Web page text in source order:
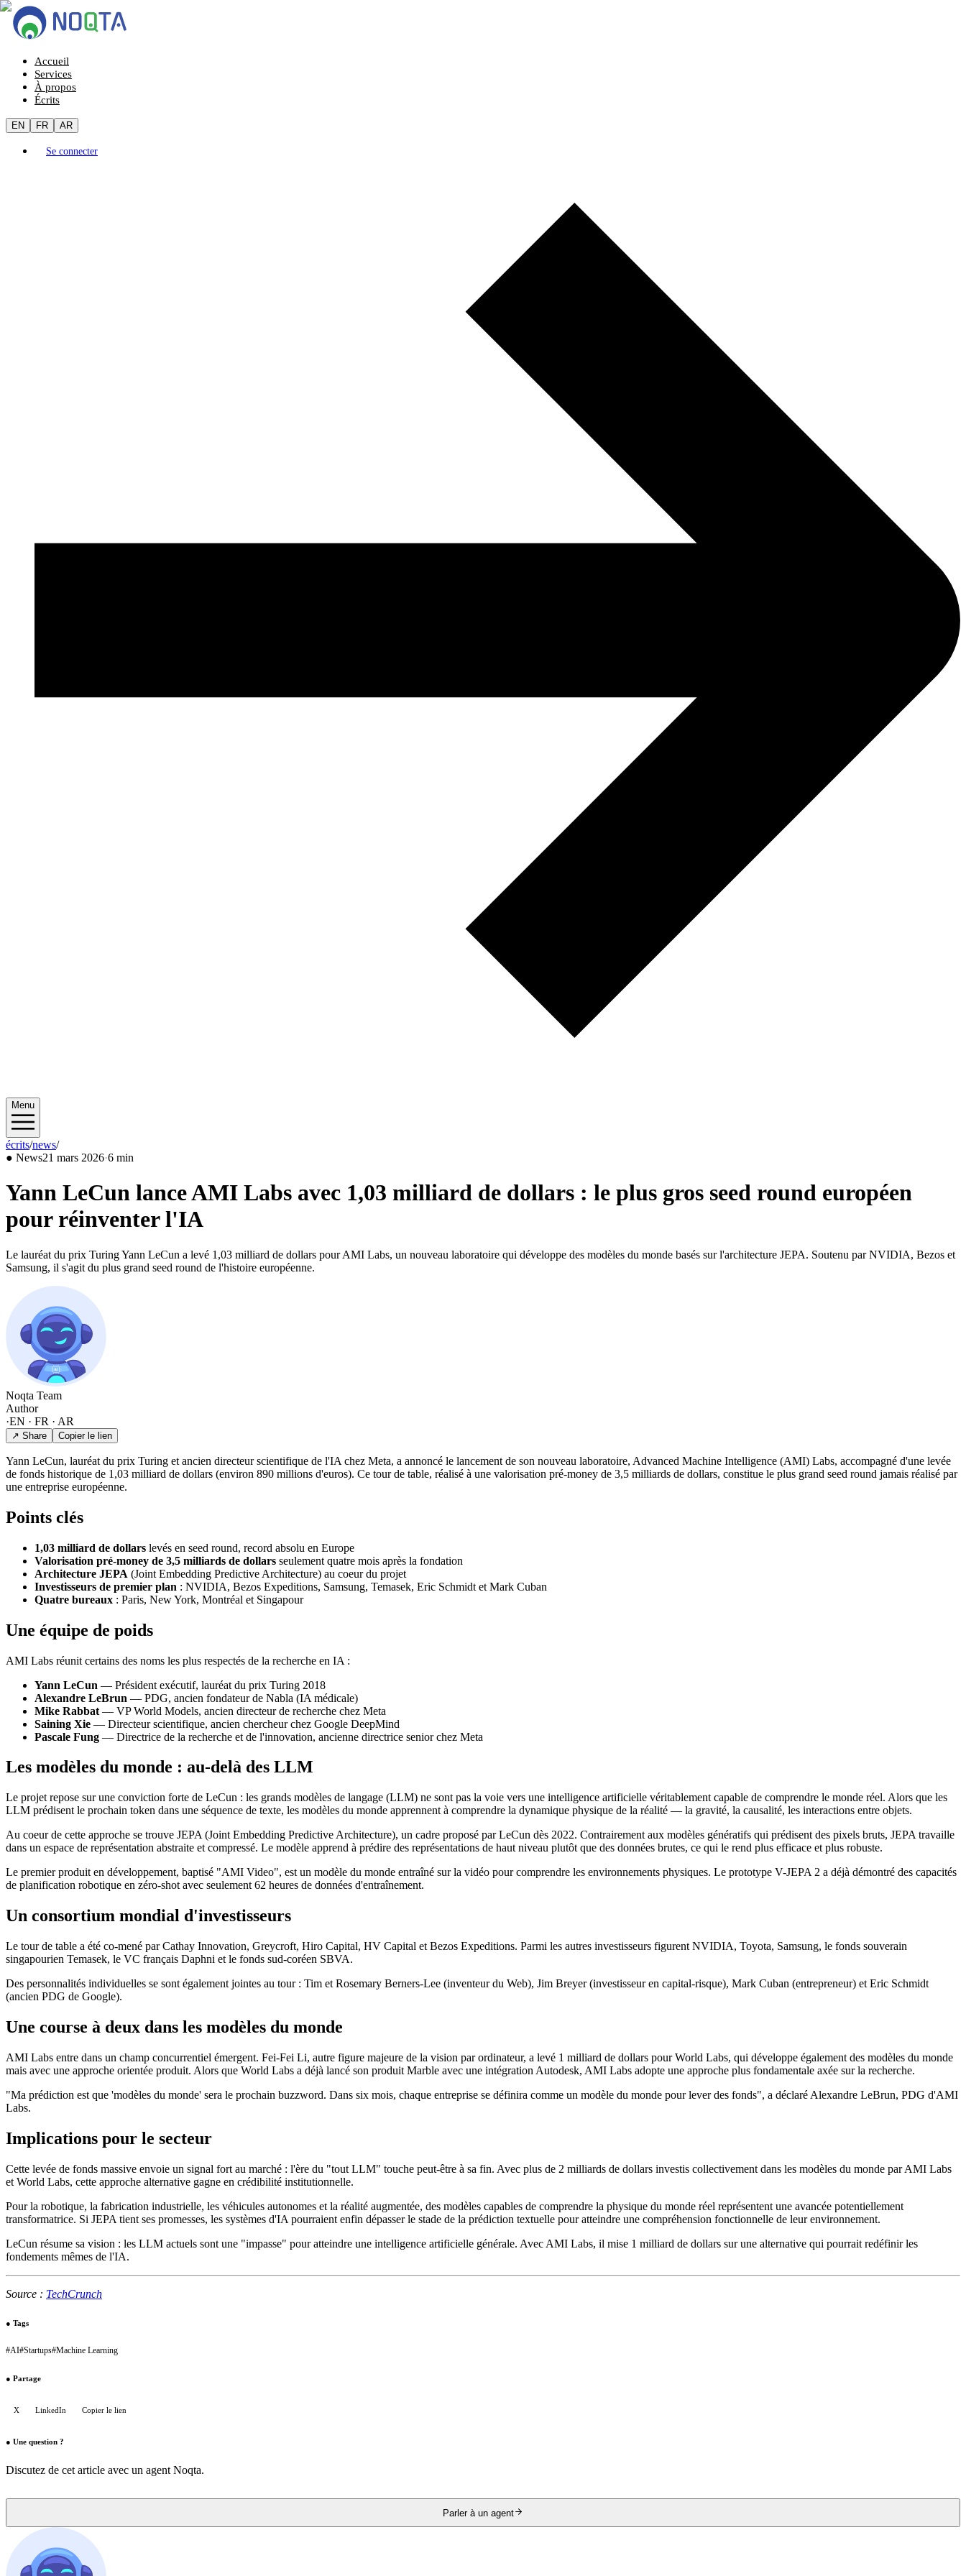
Accueil
Services
À propos
Écrits
EN FR AR
Se connecter
Menu
écrits/news/2026/03
● News21 mars 2026·6 min
Yann LeCun lance AMI Labs avec 1,03 milliard de dollars : le plus gros seed round européen
pour réinventer l'IA
Le lauréat du prix Turing Yann LeCun a levé 1,03 milliard de dollars pour AMI Labs, un nouveau laboratoire qui développe des modèles du monde basés sur l'architecture JEPA. Soutenu par NVIDIA, Bezos et
Samsung, il s'agit du plus grand seed round de l'histoire européenne.
Noqta Team
Author
·EN · FR · AR
↗ Share Copier le lien
Yann LeCun, lauréat du prix Turing et ancien directeur scientifique de l'IA chez Meta, a annoncé le lancement de son nouveau laboratoire, Advanced Machine Intelligence (AMI) Labs, accompagné d'une levée
de fonds historique de 1,03 milliard de dollars (environ 890 millions d'euros). Ce tour de table, réalisé à une valorisation pré-money de 3,5 milliards de dollars, constitue le plus grand seed round jamais réalisé par
une entreprise européenne.
Points clés
1,03 milliard de dollars levés en seed round, record absolu en Europe
Valorisation pré-money de 3,5 milliards de dollars seulement quatre mois après la fondation
Architecture JEPA (Joint Embedding Predictive Architecture) au coeur du projet
Investisseurs de premier plan : NVIDIA, Bezos Expeditions, Samsung, Temasek, Eric Schmidt et Mark Cuban
Quatre bureaux : Paris, New York, Montréal et Singapour
Une équipe de poids
AMI Labs réunit certains des noms les plus respectés de la recherche en IA :
Yann LeCun — Président exécutif, lauréat du prix Turing 2018
Alexandre LeBrun — PDG, ancien fondateur de Nabla (IA médicale)
Mike Rabbat — VP World Models, ancien directeur de recherche chez Meta
Saining Xie — Directeur scientifique, ancien chercheur chez Google DeepMind
Pascale Fung — Directrice de la recherche et de l'innovation, ancienne directrice senior chez Meta
Les modèles du monde : au-delà des LLM
Le projet repose sur une conviction forte de LeCun : les grands modèles de langage (LLM) ne sont pas la voie vers une intelligence artificielle véritablement capable de comprendre le monde réel. Alors que les
LLM prédisent le prochain token dans une séquence de texte, les modèles du monde apprennent à comprendre la dynamique physique de la réalité — la gravité, la causalité, les interactions entre objets.
Au coeur de cette approche se trouve JEPA (Joint Embedding Predictive Architecture), un cadre proposé par LeCun dès 2022. Contrairement aux modèles génératifs qui prédisent des pixels bruts, JEPA travaille
dans un espace de représentation abstraite et compressé. Le modèle apprend à prédire des représentations de haut niveau plutôt que des données brutes, ce qui le rend plus efficace et plus robuste.
Le premier produit en développement, baptisé "AMI Video", est un modèle du monde entraîné sur la vidéo pour comprendre les environnements physiques. Le prototype V-JEPA 2 a déjà démontré des capacités
de planification robotique en zéro-shot avec seulement 62 heures de données d'entraînement.
Un consortium mondial d'investisseurs
Le tour de table a été co-mené par Cathay Innovation, Greycroft, Hiro Capital, HV Capital et Bezos Expeditions. Parmi les autres investisseurs figurent NVIDIA, Toyota, Samsung, le fonds souverain
singapourien Temasek, le VC français Daphni et le fonds sud-coréen SBVA.
Des personnalités individuelles se sont également jointes au tour : Tim et Rosemary Berners-Lee (inventeur du Web), Jim Breyer (investisseur en capital-risque), Mark Cuban (entrepreneur) et Eric Schmidt
(ancien PDG de Google).
Une course à deux dans les modèles du monde
AMI Labs entre dans un champ concurrentiel émergent. Fei-Fei Li, autre figure majeure de la vision par ordinateur, a levé 1 milliard de dollars pour World Labs, qui développe également des modèles du monde
mais avec une approche orientée produit. Alors que World Labs a déjà lancé son produit Marble avec une intégration Autodesk, AMI Labs adopte une approche plus fondamentale axée sur la recherche.
"Ma prédiction est que 'modèles du monde' sera le prochain buzzword. Dans six mois, chaque entreprise se définira comme un modèle du monde pour lever des fonds", a déclaré Alexandre LeBrun, PDG d'AMI
Labs.
Implications pour le secteur
Cette levée de fonds massive envoie un signal fort au marché : l'ère du "tout LLM" touche peut-être à sa fin. Avec plus de 2 milliards de dollars investis collectivement dans les modèles du monde par AMI Labs
et World Labs, cette approche alternative gagne en crédibilité institutionnelle.
Pour la robotique, la fabrication industrielle, les véhicules autonomes et la réalité augmentée, des modèles capables de comprendre la physique du monde réel représentent une avancée potentiellement
transformatrice. Si JEPA tient ses promesses, les systèmes d'IA pourraient enfin dépasser le stade de la prédiction textuelle pour atteindre une compréhension fonctionnelle de leur environnement.
LeCun résume sa vision : les LLM actuels sont une "impasse" pour atteindre une intelligence artificielle générale. Avec AMI Labs, il mise 1 milliard de dollars sur une alternative qui pourrait redéfinir les
fondements mêmes de l'IA.
Source : TechCrunch
● Tags
#AI#Startups#Machine Learning
● Partage
X LinkedIn Copier le lien
● Une question ?
Discutez de cet article avec un agent Noqta.
Parler à un agent